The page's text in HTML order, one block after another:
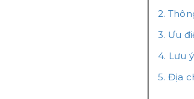
2.
3. Ưu
4. Lưu
5. Địa